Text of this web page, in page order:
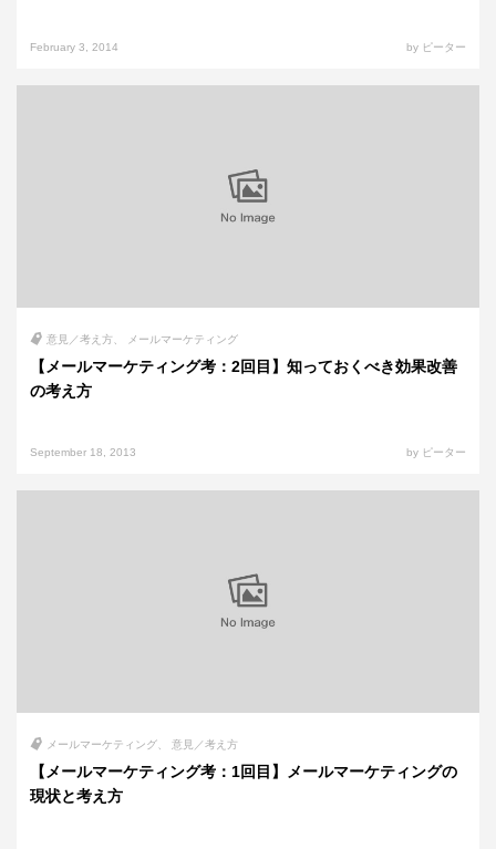
February 3, 2014 by ピーター
意見／考え方 メールマーケティング
【メールマーケティング考：2回目】知っておくべき効果改善
の考え方
September 18, 2013 by ピーター
メールマーケティング 意見／考え方
【メールマーケティング考：1回目】メールマーケティングの
現状と考え方